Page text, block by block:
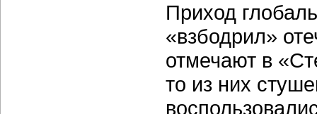
Приход
«взбодрил»
отмечают в
то из них